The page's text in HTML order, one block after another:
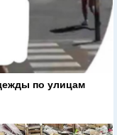
по улицам